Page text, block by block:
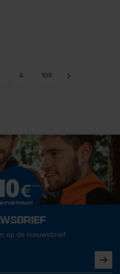
4 109
op de nieuwsbrief